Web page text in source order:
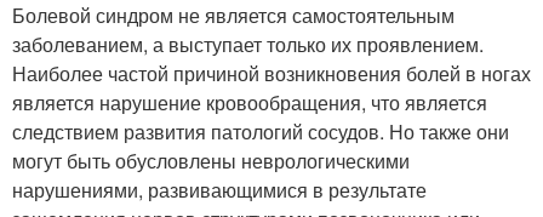
Болевой синдром не является самостоятельным
заболеванием, а выступает только их проявлением.
Наиболее частой причиной возникновения болей в ногах
является нарушение кровообращения, что является
следствием развития патологий сосудов. Но также они
могут быть обусловлены неврологическими
нарушениями, развивающимися в результате